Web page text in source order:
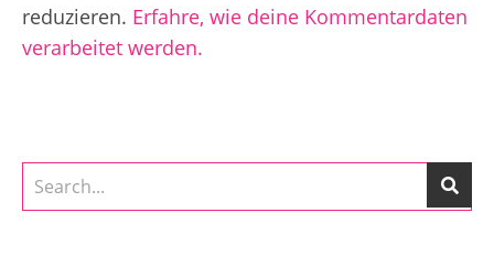
reduzieren. Erfahre, wie deine Kommentardaten
verarbeitet werden.